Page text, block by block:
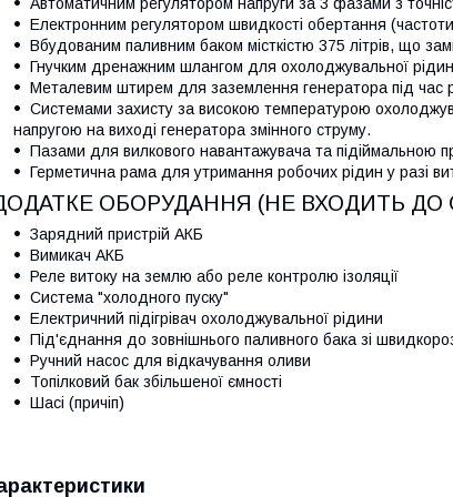
Електронним регулятором швидкості обертання
Вбудованим паливним баком місткістю 375 літрів, що
Гнучким дренажним шлангом для охолоджувальної
Металевим штирем для заземлення генератора під час
Системами захисту за високою температурою
напругою на виході генератора змінного струму.
Пазами для вилкового навантажувача та підіймальною
Герметична рама для утримання робочих рідин у разі
ОБОРУДАННЯ (НЕ ВХОДИТЬ ДО
Зарядний пристрій АКБ
Вимикач АКБ
Реле витоку на землю або реле контролю ізоляції
Система "холодного пуску"
Електричний підігрівач охолоджувальної рідини
Під'єднання до зовнішнього паливного бака зі
Ручний насос для відкачування оливи
Топілковий бак збільшеної ємності
Шасі (причіп)